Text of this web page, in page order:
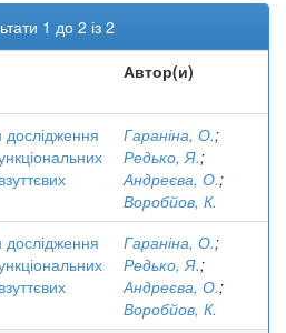
1 до 2 із 2
Автор(и)
Гараніна, О.;
Редько, Я.;
Андреєва, О.;
Воробйов, К.
Гараніна, О.;
Редько, Я.;
Андреєва, О.;
Воробйов, К.